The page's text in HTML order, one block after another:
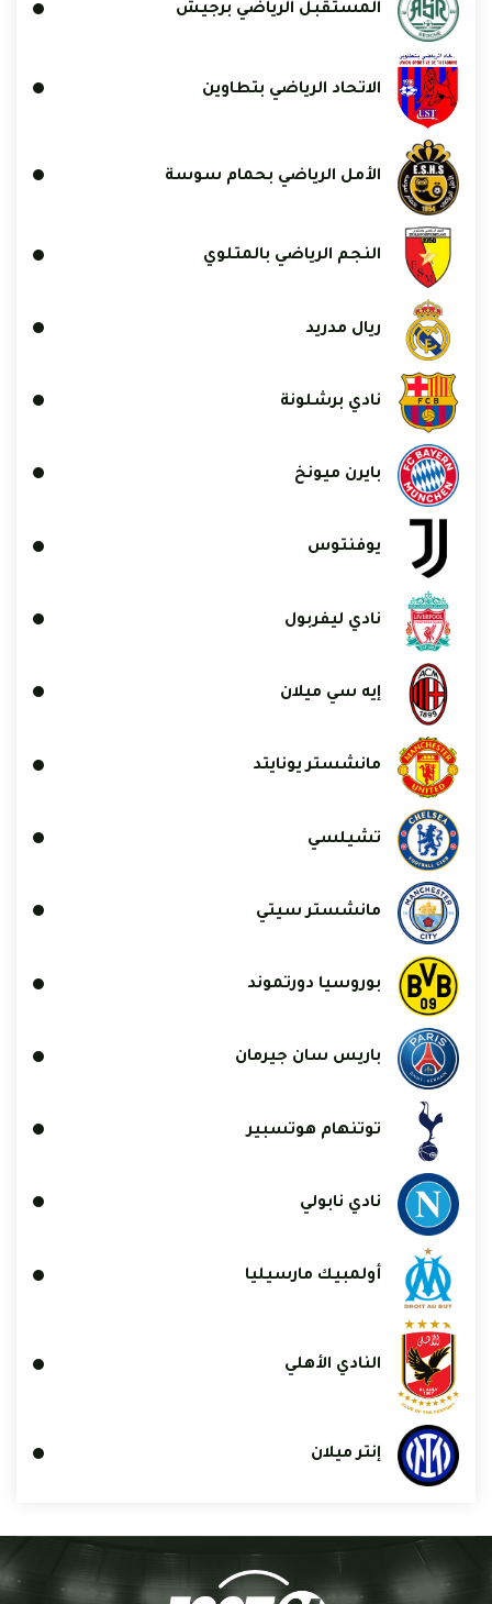
المستقبل الرياضي برجيش
الاتحاد الرياضي بتطاوين
الأمل الرياضي بحمام سوسة
النجم الرياضي بالمتلوي
ريال مدريد
نادي برشلونة
بايرن ميونخ
يوفنتوس
نادي ليفربول
إيه سي ميلان
مانشستر يونايتد
تشيلسي
مانشستر سيتي
بوروسيا دورتموند
باريس سان جيرمان
توتنهام هوتسبير
نادي نابولي
أولمبيك مارسيليا
النادي الأهلي
إنتر ميلان